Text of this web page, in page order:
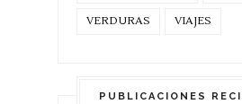
VERDURAS VIAJES
PUBLICACIONES